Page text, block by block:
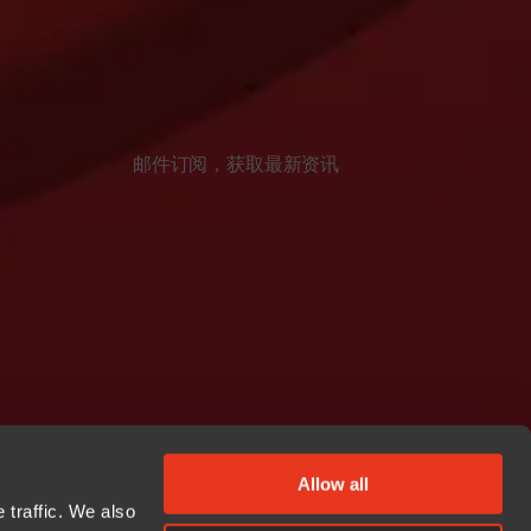
traffic. We also
Allow all
邮件订阅，获取最新资讯